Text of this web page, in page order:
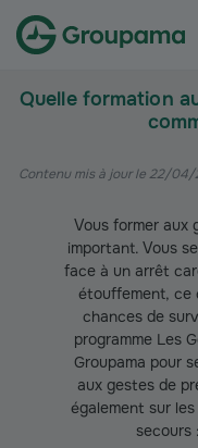
Quelle formation
Contenu mis à jour le 22/04/
Vous former aux
important. Vous
face à un arrêt
étouffement, ce
chances de
programme Les
Groupama pour
aux gestes de
également sur
secours